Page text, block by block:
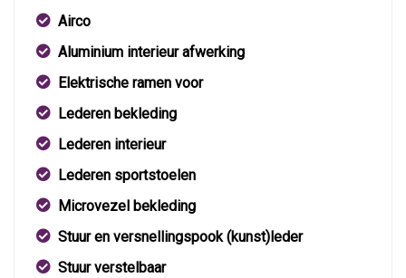
Airco
Aluminium interieur afwerking
Elektrische ramen voor
Lederen bekleding
Lederen interieur
Lederen sportstoelen
Microvezel bekleding
Stuur en versnellingspook (kunst)leder
Stuur verstelbaar